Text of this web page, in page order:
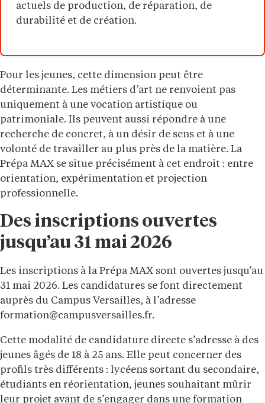
actuels de production, de réparation, de
durabilité et de création.
Pour les jeunes, cette dimension peut être
déterminante. Les métiers d’art ne renvoient pas
uniquement à une vocation artistique ou
patrimoniale. Ils peuvent aussi répondre à une
recherche de concret, à un désir de sens et à une
volonté de travailler au plus près de la matière. La
Prépa MAX se situe précisément à cet endroit : entre
orientation, expérimentation et projection
professionnelle.
Des inscriptions ouvertes
jusqu’au 31 mai 2026
Les inscriptions à la Prépa MAX sont ouvertes jusqu’au
31 mai 2026. Les candidatures se font directement
auprès du Campus Versailles, à l’adresse
formation@campusversailles.fr.
Cette modalité de candidature directe s’adresse à des
jeunes âgés de 18 à 25 ans. Elle peut concerner des
profils très différents : lycéens sortant du secondaire,
étudiants en réorientation, jeunes souhaitant mûrir
leur projet avant de s’engager dans une formation